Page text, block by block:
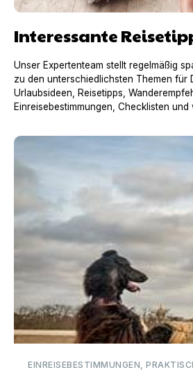
Interessante
Unser Expertenteam stellt regelmäßig
zu den unterschiedlichsten Themen für
Urlaubsideen, Reisetipps,
Einreisebestimmungen, Checklisten und
Urlaub mit Hund in Frankreich
EINREISEBESTIMMUNGEN,